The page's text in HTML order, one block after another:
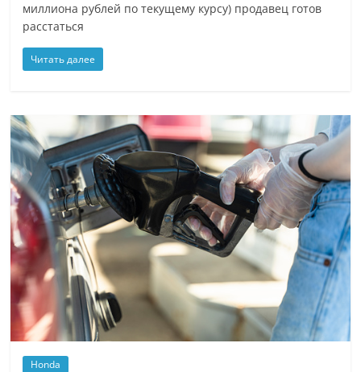
миллиона рублей по текущему курсу) продавец готов
расстаться
Читать далее
Honda